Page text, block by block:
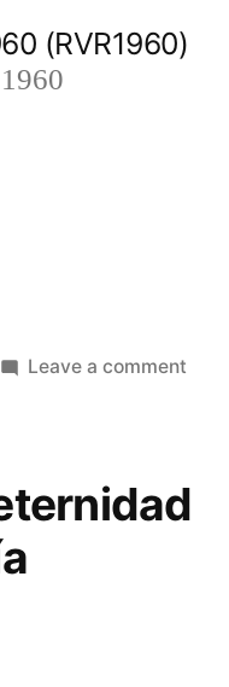
(RVR1960)
Leave a comment